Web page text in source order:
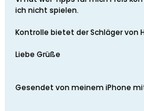
ich nicht spielen.
Kontrolle bietet der Schläger von
Liebe Grüße
Gesendet von meinem iPhone